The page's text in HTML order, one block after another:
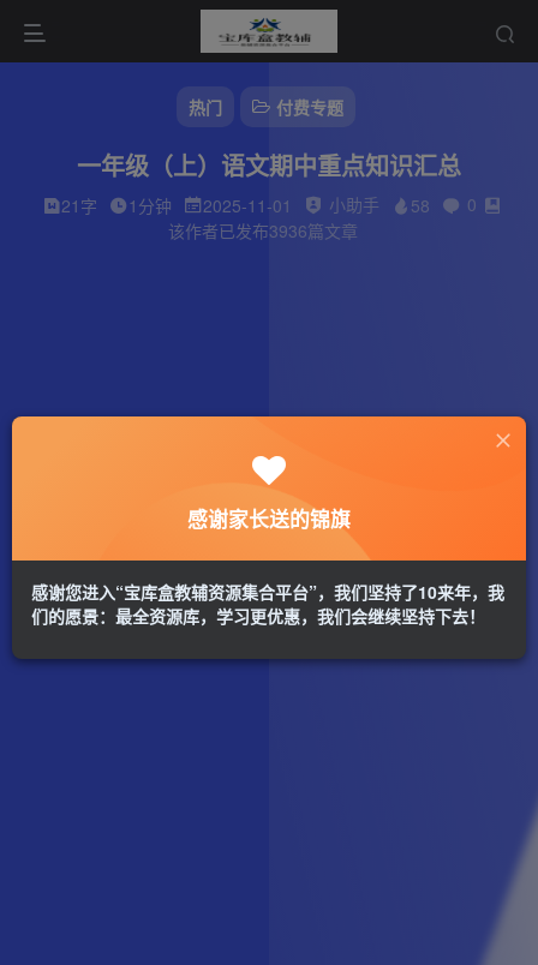
热门 付费专题
一年级（上）语文期中重点知识汇总
21字 1分钟 2025-11-01 小助手 58
0
该作者已发布3936篇文章
感谢家长送的锦旗
感谢您进入“宝库盒教辅资源集合平台”，我们坚持了10来年，我
们的愿景：最全资源库，学习更优惠，我们会继续坚持下去！